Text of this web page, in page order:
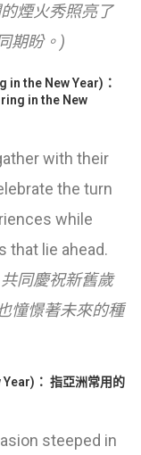
煙火秀照亮了
期盼。)
in the New Year)：
in the New
with their
the turn
while
that lie ahead.
同慶祝新舊歲
憧憬著未來的種
： 指亞洲常用的
steeped in